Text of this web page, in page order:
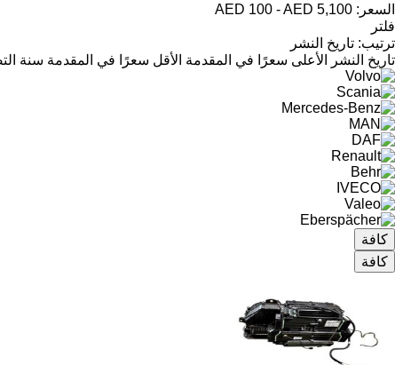
السعر: AED 100 - AED 5,100
فلتر
ترتيب: تاريخ النشر
تاريخ النشر
الأعلى سعرًا في المقدمة الأقل سعرًا في المقدمة سنة
كافة
كافة